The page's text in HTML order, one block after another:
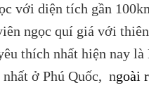
với diện tích gần
ngọc quí giá với
thích nhất hiện nay
ở Phú Quốc, ngoài